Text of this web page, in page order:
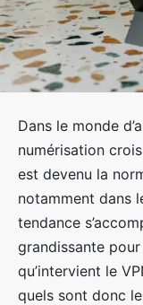
Dans le monde
numérisation
est devenu la
notamment dans
tendance
grandissante pour
qu’intervient le
quels sont donc